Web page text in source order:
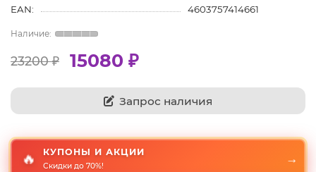
EAN:
4603757414661
23200 ₽ 15080 ₽
Запрос наличия
🔥 КУПОНЫ И АКЦИИ
Скидки до 70%!
→